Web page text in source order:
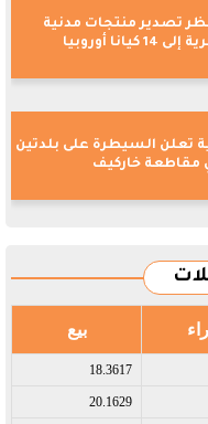
تصدير منتجات مدنية
كيانا أوروبيا
تعلن السيطرة على بلدتين
مقاطعة خاركيف
بيع
18.3617
20.1629